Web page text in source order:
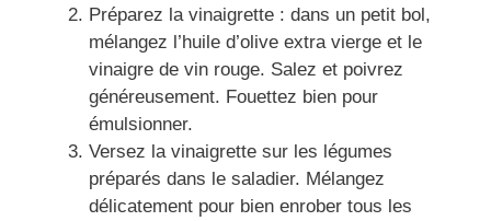
Préparez la vinaigrette : dans un petit bol,
mélangez l’huile d’olive extra vierge et le
vinaigre de vin rouge. Salez et poivrez
généreusement. Fouettez bien pour
émulsionner.
Versez la vinaigrette sur les légumes
préparés dans le saladier. Mélangez
délicatement pour bien enrober tous les